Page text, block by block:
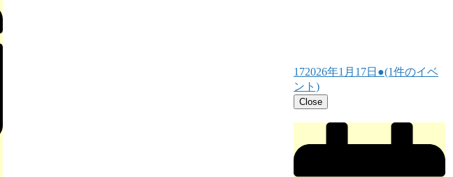
172026年1月17日 ●(1件のイベ
ント)
Close